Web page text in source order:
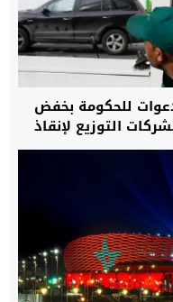
للحكومة بخفض
التوزيع لإنقاذ